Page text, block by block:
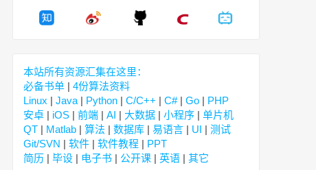
本站所有资源汇集在这里：
必备书单 | 4份算法资料
Linux | Java | Python | C/C++ | C#| Go | PHP
安卓 | iOS | 前端 | AI | 大数据 | 小程序 | 单片机
QT | Matlab | 算法 | 数据库 | 易语言 | UI | 测试
Git/SVN | 软件 | 软件教程 | PPT
简历 | 毕设 | 电子书 | 公开课 | 英语 | 其它